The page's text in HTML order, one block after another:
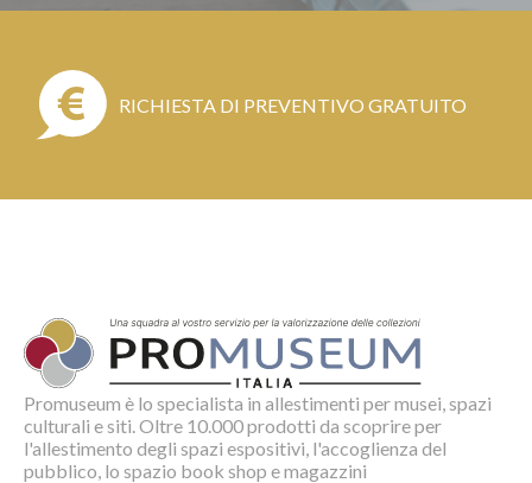
RICHIESTA DI PREVENTIVO GRATUITO
Promuseum è lo specialista in allestimenti per musei, spazi
culturali e siti. Oltre 10.000 prodotti da scoprire per
l'allestimento degli spazi espositivi, l'accoglienza del
pubblico, lo spazio book shop e magazzini